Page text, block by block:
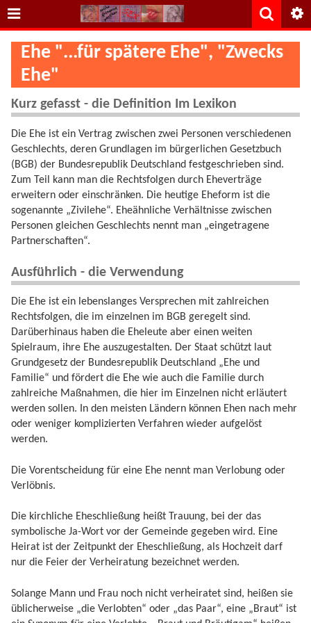
Ehe "...für spätere Ehe", "Zwecks
Ehe"
Kurz gefasst - die Definition Im Lexikon
Die Ehe ist ein Vertrag zwischen zwei Personen verschiedenen
Geschlechts, deren Grundlagen im bürgerlichen Gesetzbuch
(BGB) der Bundesrepublik Deutschland festgeschrieben sind.
Zum Teil kann man die Rechtsfolgen durch Eheverträge
erweitern oder einschränken. Die heutige Eheform ist die
sogenannte „Zivilehe“. Eheähnliche Verhältnisse zwischen
Personen gleichen Geschlechts nennt man „eingetragene
Partnerschaften“.
Ausführlich - die Verwendung
Die Ehe ist ein lebenslanges Versprechen mit zahlreichen
Rechtsfolgen, die im einzelnen im BGB geregelt sind.
Darüberhinaus haben die Eheleute aber einen weiten
Spielraum, ihre Ehe auszugestalten. Der Staat schützt laut
Grundgesetz der Bundesrepublik Deutschland „Ehe und
Familie“ und fördert die Ehe wie auch die Familie durch
zahlreiche Maßnahmen, die hier im Einzelnen nicht erläutert
werden sollen. In den meisten Ländern können Ehen nach mehr
oder weniger komplizierten Verfahren wieder aufgelöst
werden.
Die Vorentscheidung für eine Ehe nennt man Verlobung oder
Verlöbnis.
Die kirchliche Eheschließung heißt Trauung, bei der das
symbolische Ja-Wort vor der Gemeinde gegeben wird. Eine
Heirat ist der Zeitpunkt der Eheschließung, als Hochzeit darf
nur die Feier der Verheiratung bezeichnet werden.
Solange Mann und Frau noch nicht verheiratet sind, heißen sie
üblicherweise „die Verlobten“ oder „das Paar“, eine „Braut“ ist